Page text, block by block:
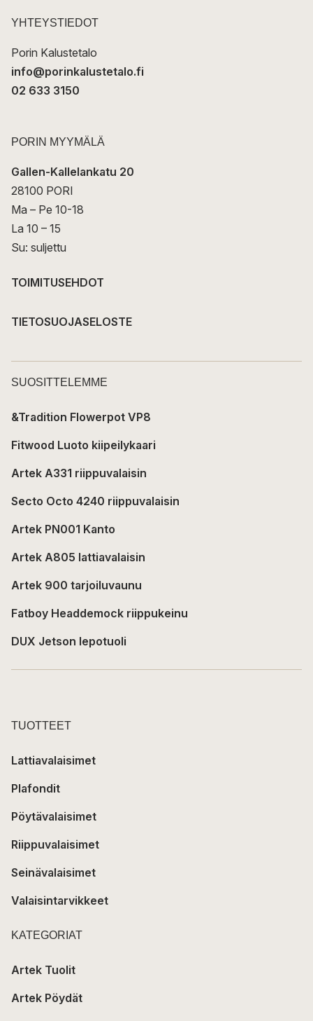
t
YHTEYSTIEDOT
Porin Kalustetalo
info@porinkalustetalo.fi
02 633 3150
PORIN MYYMÄLÄ
Gallen-Kallelankatu 20
28100 PORI
Ma – Pe 10-18
La 10 – 15
Su: suljettu
TOIMITUSEHDOT
TIETOSUOJASELOSTE
SUOSITTELEMME
&Tradition Flowerpot VP8
Fitwood Luoto kiipeilykaari
Artek A331 riippuvalaisin
Secto Octo 4240 riippuvalaisin
Artek PN001 Kanto
Artek A805 lattiavalaisin
Artek 900 tarjoiluvaunu
Fatboy Headdemock riippukeinu
DUX Jetson lepotuoli
TUOTTEET
Lattiavalaisimet
Plafondit
Pöytävalaisimet
Riippuvalaisimet
Seinävalaisimet
Valaisintarvikkeet
KATEGORIAT
Artek Tuolit
Artek Pöydät